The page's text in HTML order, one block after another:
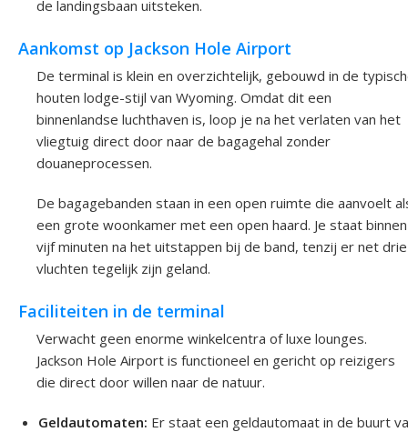
de landingsbaan uitsteken.
Aankomst op Jackson Hole Airport
De terminal is klein en overzichtelijk, gebouwd in de
houten lodge-stijl van Wyoming. Omdat dit een
binnenlandse luchthaven is, loop je na het verlaten van het
vliegtuig direct door naar de bagagehal zonder
douaneprocessen.
De bagagebanden staan in een open ruimte die aanvoelt
een grote woonkamer met een open haard. Je staat binnen
vijf minuten na het uitstappen bij de band, tenzij er net drie
vluchten tegelijk zijn geland.
Faciliteiten in de terminal
Verwacht geen enorme winkelcentra of luxe lounges.
Jackson Hole Airport is functioneel en gericht op reizigers
die direct door willen naar de natuur.
Geldautomaten: Er staat een geldautomaat in de buurt